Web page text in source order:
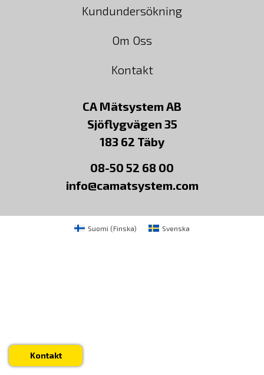
Kundundersökning
Om Oss
Kontakt
CA Mätsystem AB
Sjöflygvägen 35
183 62 Täby
08-50 52 68 00
info@camatsystem.com
Kontakt
Suomi (Finska) Svenska